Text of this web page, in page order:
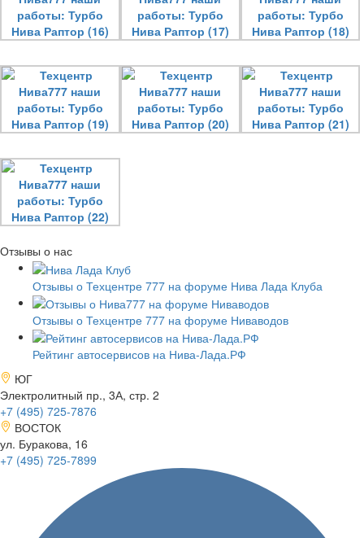
Отзывы о нас
Отзывы о Техцентре 777 на форуме Нива Лада Клуба
Отзывы о Техцентре 777 на форуме Ниваводов
Рейтинг автосервисов на Нива-Лада.РФ
ЮГ
Электролитный пр., 3А, стр. 2
+7 (495) 725-7876
ВОСТОК
ул. Буракова, 16
+7 (495) 725-7899